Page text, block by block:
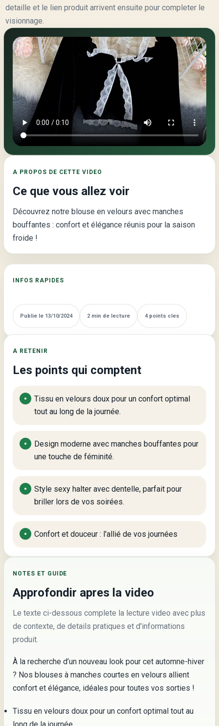
detaille et le lien produit arrivent ensuite pour completer le
visionnage.
Video
principale
de
la
à
Courtes
en
:
l’Automne-
Hiver
A PROPOS DE CETTE VIDEO
Ce que vous allez voir
Découvrez notre blouse en velours avec manches
bouffantes : confort et élégance réunis pour la saison
froide !
INFOS RAPIDES
Publie le 13/10/2024 2 min de lecture 4 points cles
A RETENIR
Les points qui comptent
Tissu en velours doux pour un confort optimal
tout au long de la journée.
Design moderne avec manches bouffantes pour
une touche de féminité.
Style sexy halter avec dentelle, parfait pour
briller lors de vos soirées.
Confort et douceur : l'allié de vos journées
NOTES ET GUIDE
Approfondir apres la video
Le texte ci-dessous complete la lecture video avec plus
de contexte, de details pratiques et d'informations
produit.
À la recherche d’un nouveau look pour cet automne-hiver
? Nos blouses à manches courtes en velours allient
confort et élégance, idéales pour toutes vos sorties !
Tissu en velours doux pour un confort optimal tout au